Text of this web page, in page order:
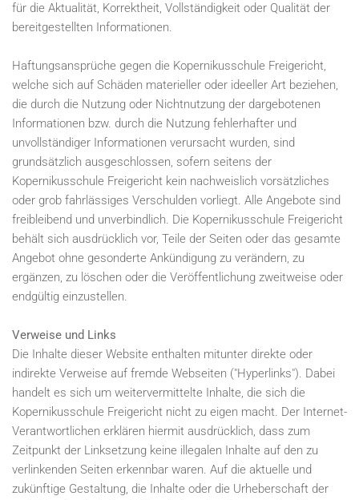
für die Aktualität, Korrektheit, Vollständigkeit oder Qualität der
bereitgestellten Informationen.
Haftungsansprüche gegen die Kopernikusschule Freigericht,
welche sich auf Schäden materieller oder ideeller Art beziehen,
die durch die Nutzung oder Nichtnutzung der dargebotenen
Informationen bzw. durch die Nutzung fehlerhafter und
unvollständiger Informationen verursacht wurden, sind
grundsätzlich ausgeschlossen, sofern seitens der
Kopernikusschule Freigericht kein nachweislich vorsätzliches
oder grob fahrlässiges Verschulden vorliegt. Alle Angebote sind
freibleibend und unverbindlich. Die Kopernikusschule Freigericht
behält sich ausdrücklich vor, Teile der Seiten oder das gesamte
Angebot ohne gesonderte Ankündigung zu verändern, zu
ergänzen, zu löschen oder die Veröffentlichung zweitweise oder
endgültig einzustellen.
Verweise und Links
Die Inhalte dieser Website enthalten mitunter direkte oder
indirekte Verweise auf fremde Webseiten ("Hyperlinks"). Dabei
handelt es sich um weitervermittelte Inhalte, die sich die
Kopernikusschule Freigericht nicht zu eigen macht. Der Internet-
Verantwortlichen erklären hiermit ausdrücklich, dass zum
Zeitpunkt der Linksetzung keine illegalen Inhalte auf den zu
verlinkenden Seiten erkennbar waren. Auf die aktuelle und
zukünftige Gestaltung, die Inhalte oder die Urheberschaft der